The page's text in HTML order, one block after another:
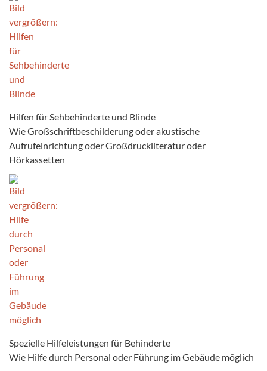
Hilfen für Sehbehinderte und Blinde
Wie Großschriftbeschilderung oder akustische
Aufrufeinrichtung oder Großdruckliteratur oder
Hörkassetten
Spezielle Hilfeleistungen für Behinderte
Wie Hilfe durch Personal oder Führung im Gebäude möglich